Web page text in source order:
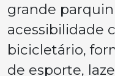
grande
acessibilidade
bicicletário,
de esporte,